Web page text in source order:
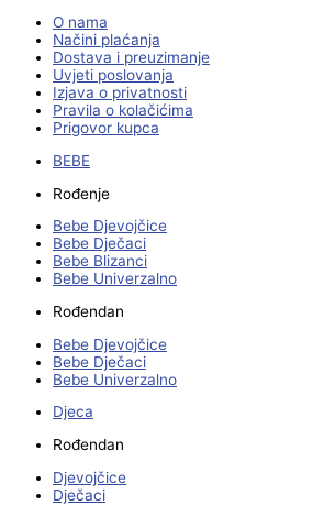
O nama
Načini plaćanja
Dostava i preuzimanje
Uvjeti poslovanja
Izjava o privatnosti
Pravila o kolačićima
Prigovor kupca
BEBE
Rođenje
Bebe Djevojčice
Bebe Dječaci
Bebe Blizanci
Bebe Univerzalno
Rođendan
Bebe Djevojčice
Bebe Dječaci
Bebe Univerzalno
Djeca
Rođendan
Djevojčice
Dječaci